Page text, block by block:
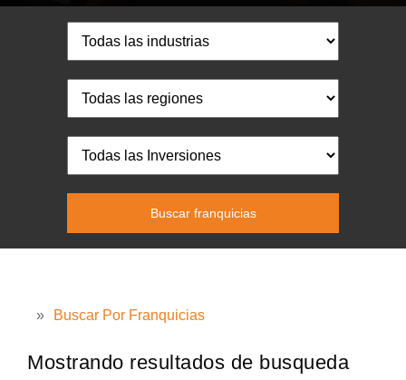
» Buscar Por Franquicias
Mostrando resultados de busqueda